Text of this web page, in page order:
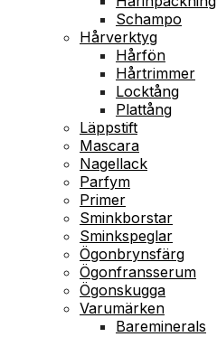
Schampo
Hårverktyg
Hårfön
Hårtrimmer
Locktång
Plattång
Läppstift
Mascara
Nagellack
Parfym
Primer
Sminkborstar
Sminkspeglar
Ögonbrynsfärg
Ögonfransserum
Ögonskugga
Varumärken
Bareminerals